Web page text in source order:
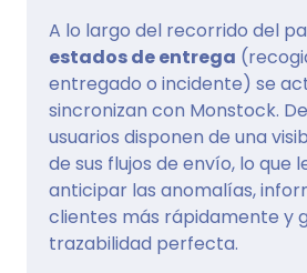
A lo largo del recorrido del
estados de entrega
entregado o incidente) se
sincronizan con Monstock.
usuarios disponen de una
de sus flujos de envío, lo que
anticipar las anomalías,
clientes más rápidamente y
trazabilidad perfecta.